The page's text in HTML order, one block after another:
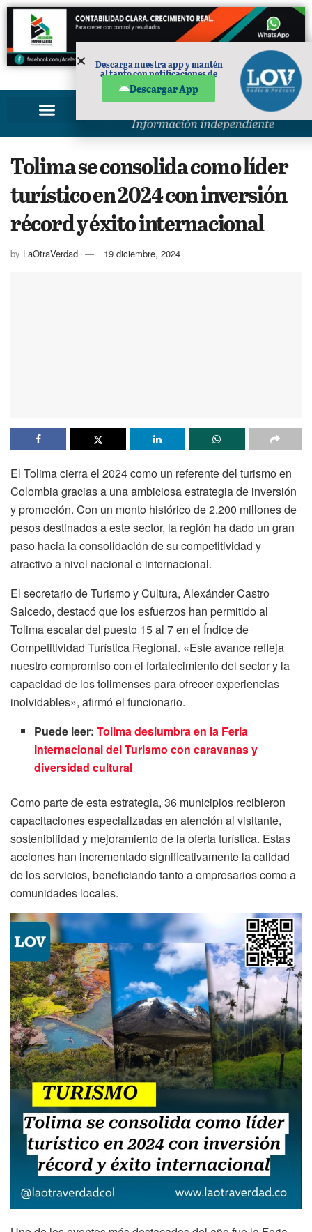
PUBLICIDAD
Tolima se consolida como líder
turístico en 2024 con inversión
récord y éxito internacional
by LaOtraVerdad 19 diciembre, 2024
El Tolima cierra el 2024 como un referente del turismo en
Colombia gracias a una ambiciosa estrategia de inversión
y promoción. Con un monto histórico de 2.200 millones de
pesos destinados a este sector, la región ha dado un gran
paso hacia la consolidación de su competitividad y
atractivo a nivel nacional e internacional.
El secretario de Turismo y Cultura, Alexánder Castro
Salcedo, destacó que los esfuerzos han permitido al
Tolima escalar del puesto 15 al 7 en el Índice de
Competitividad Turística Regional. «Este avance refleja
nuestro compromiso con el fortalecimiento del sector y la
capacidad de los tolimenses para ofrecer experiencias
inolvidables», afirmó el funcionario.
Puede leer:Tolima deslumbra en la Feria
Internacional del Turismo con caravanas y
diversidad cultural
Como parte de esta estrategia, 36 municipios recibieron
capacitaciones especializadas en atención al visitante,
sostenibilidad y mejoramiento de la oferta turística. Estas
acciones han incrementado significativamente la calidad
de los servicios, beneficiando tanto a empresarios como a
comunidades locales.
Descarga nuestra app y mantén
al tanto con notificaciones de
Descargar App